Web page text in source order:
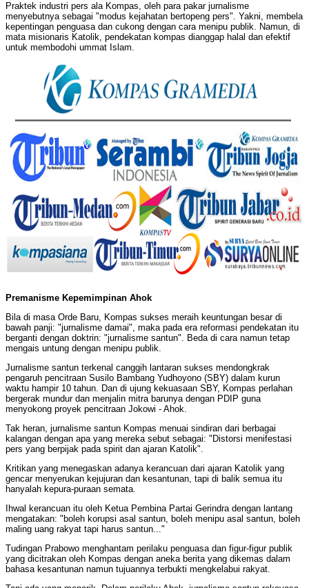
Praktek industri pers ala Kompas, oleh para pakar jurnalisme
menyebutnya sebagai "modus kejahatan bertopeng pers". Yakni, membela
kepentingan penguasa dan cukong dengan cara menipu publik. Namun, di
mata misionaris Katolik, pendekatan kompas dianggap halal dan efektif
untuk membodohi ummat Islam.
Premanisme Kepemimpinan Ahok
Bila di masa Orde Baru, Kompas sukses meraih keuntungan besar di
bawah panji: "jurnalisme damai", maka pada era reformasi pendekatan itu
berganti dengan doktrin: "jurnalisme santun". Beda di cara namun tetap
mengais untung dengan menipu publik.
Jurnalisme santun terkenal canggih lantaran sukses mendongkrak
pengaruh pencitraan Susilo Bambang Yudhoyono (SBY) dalam kurun
waktu hampir 10 tahun. Dan di ujung kekuasaan SBY, Kompas perlahan
bergerak mundur dan menjalin mitra barunya dengan PDIP guna
menyokong proyek pencitraan Jokowi - Ahok.
Tak heran, jurnalisme santun Kompas menuai sindiran dari berbagai
kalangan dengan apa yang mereka sebut sebagai: "Distorsi menifestasi
pers yang berpijak pada spirit dan ajaran Katolik".
Kritikan yang menegaskan adanya kerancuan dari ajaran Katolik yang
gencar menyerukan kejujuran dan kesantunan, tapi di balik semua itu
hanyalah kepura-puraan semata.
Ihwal kerancuan itu oleh Ketua Pembina Partai Gerindra dengan lantang
mengatakan: "boleh korupsi asal santun, boleh menipu asal santun, boleh
maling uang rakyat tapi harus santun..."
Tudingan Prabowo menghantam perilaku penguasa dan figur-figur publik
yang dicitrakan oleh Kompas dengan aneka berita yang dikemas dalam
bahasa kesantunan namun tujuannya terbukti mengkelabui rakyat.